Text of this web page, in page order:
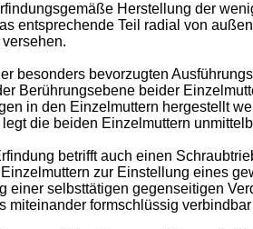
Herstellung der
entsprechende Teil radial von
besonders bevorzugten
Berührungsebene beider
in den Einzelmuttern hergestellt
die beiden Einzelmuttern
betrifft auch einen
zur Einstellung eines
einer selbsttätigen gegenseitigen
miteinander formschlüssig